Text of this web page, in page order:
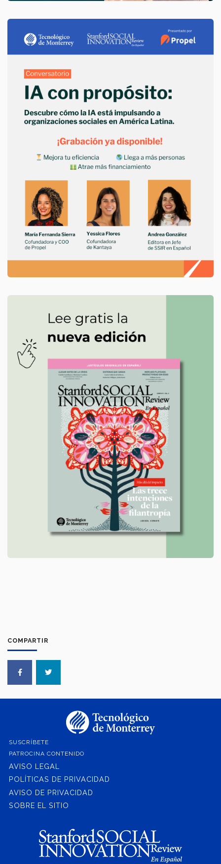
COMPARTIR
SUSCRÍBETE
PATROCINA CONTENIDO
AVISO LEGAL
POLÍTICAS DE PRIVACIDAD
AVISO DE PRIVACIDAD
SOBRE EL SITIO